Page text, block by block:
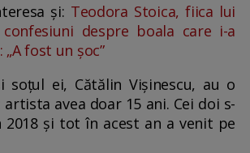
și: Teodora Stoica, fiica lui
confesiuni despre boala care i-a
fost un șoc”
soțul ei, Cătălin Vișinescu, au o
avea doar 15 ani. Cei doi s-
și tot în acest an a venit pe